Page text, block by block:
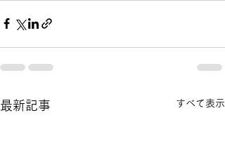
最新記事 すべて表示